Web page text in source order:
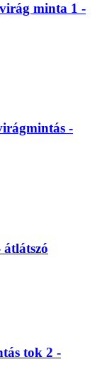
minta 1 -
-
tok 2 -